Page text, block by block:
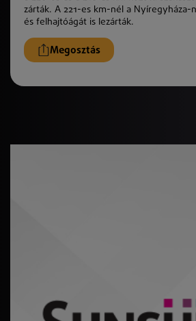
zárták. A 221-es km-nél a Nyíregyháza-
és felhajtóágát is lezárták.
Megosztás